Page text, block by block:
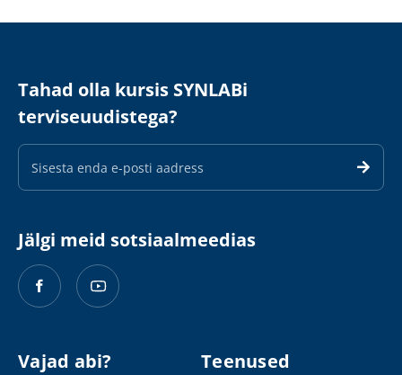
Tahad olla kursis SYNLABi
terviseuudistega?
E-
maili
aadress
Jälgi meid sotsiaalmeedias
Vajad abi? Teenused